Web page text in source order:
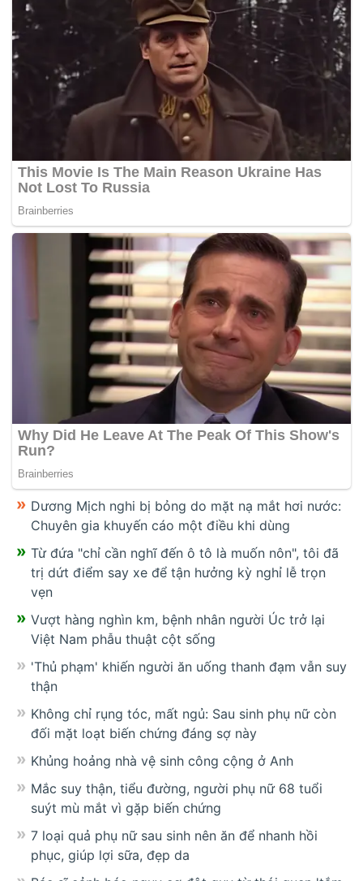
Dương Mịch nghi bị bỏng do mặt nạ mắt hơi nước:
Chuyên gia khuyến cáo một điều khi dùng
Từ đứa "chỉ cần nghĩ đến ô tô là muốn nôn", tôi đã
trị dứt điểm say xe để tận hưởng kỳ nghỉ lễ trọn
vẹn
Vượt hàng nghìn km, bệnh nhân người Úc trở lại
Việt Nam phẫu thuật cột sống
'Thủ phạm' khiến người ăn uống thanh đạm vẫn suy
thận
Không chỉ rụng tóc, mất ngủ: Sau sinh phụ nữ còn
đối mặt loạt biến chứng đáng sợ này
Khủng hoảng nhà vệ sinh công cộng ở Anh
Mắc suy thận, tiểu đường, người phụ nữ 68 tuổi
suýt mù mắt vì gặp biến chứng
7 loại quả phụ nữ sau sinh nên ăn để nhanh hồi
phục, giúp lợi sữa, đẹp da